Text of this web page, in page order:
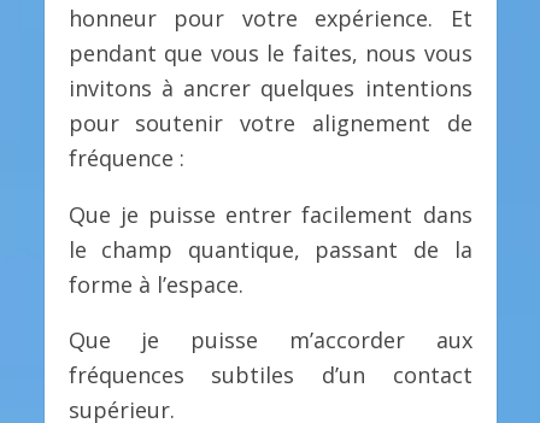
honneur pour votre expérience. Et
pendant que vous le faites, nous vous
invitons à ancrer quelques intentions
pour soutenir votre alignement de
fréquence :
Que je puisse entrer facilement dans
le champ quantique, passant de la
forme à l’espace.
Que je puisse m’accorder aux
fréquences subtiles d’un contact
supérieur.